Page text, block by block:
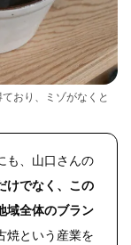
おり、ミゾがなくと
も、山口さんの
けでなく、この
域全体のブラン
焼という産業を